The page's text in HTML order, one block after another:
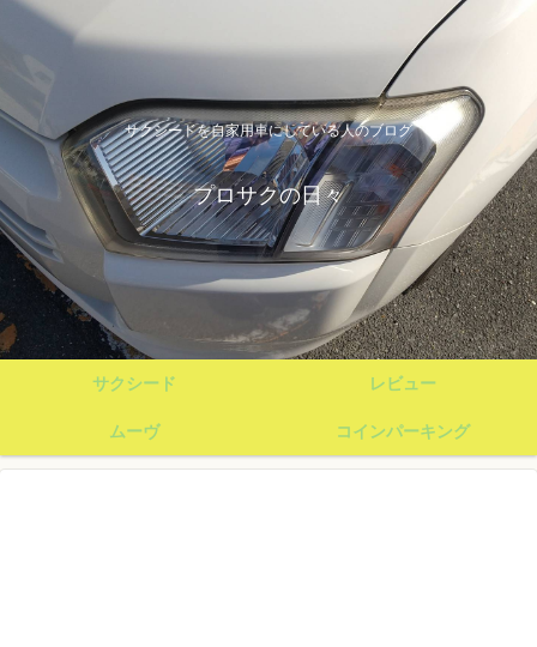
サクシードを自家用車にしている人のブログ
プロサクの日々
サクシード レビュー
ムーヴ コインパーキング